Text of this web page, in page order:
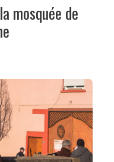
mosquée de